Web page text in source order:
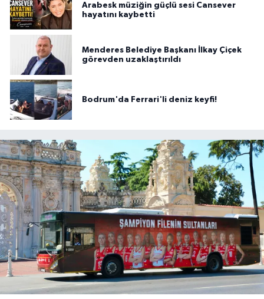
Arabesk müziğin güçlü sesi Cansever
hayatını kaybetti
Menderes Belediye Başkanı İlkay Çiçek
görevden uzaklaştırıldı
Bodrum'da Ferrari'li deniz keyfi!